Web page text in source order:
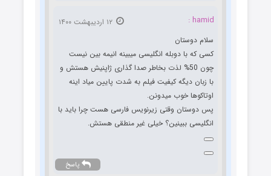
hamid :
سلام دوستان
کسی که با دوبله انگلیسی میبینه انیمه بین نیست
چون 50% لذت بخاطر صدا گذاری ژاپنیش هستش و
با زبان دیگه کیفیت فیلم به شدت پایین میاد اینه
اوتاکوها خوب میدونن.
پس دوستان وقتی زیرنویس فارسی هست چرا باید با
انگلیسی ببینین؟ خیلی غیر منطقی هستش.
پاسخ